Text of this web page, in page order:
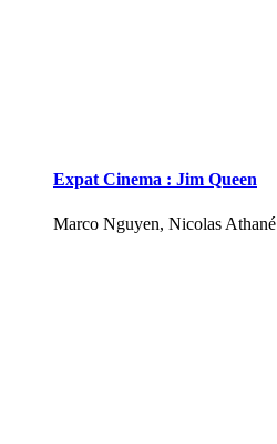
Expat Cinema : Jim Queen
Marco Nguyen, Nicolas Athané